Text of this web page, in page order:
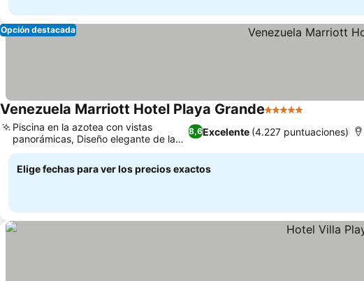
Opción destacada
Venezuela Marriott Hotel Playa Grande5 Estrellas
8,6Excelente (4.227 puntuaciones)
Piscina en la azotea con vistas
panorámicas, Diseño elegante de las
habitaciones
Elige fechas para ver los precios exactos